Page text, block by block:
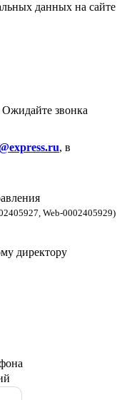
данных на сайте
звонка
, в
Web-0002405929)
директору